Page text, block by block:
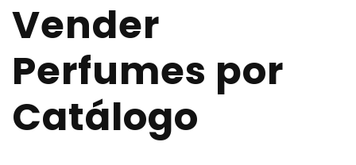
Vender
Perfumes por
Catálogo